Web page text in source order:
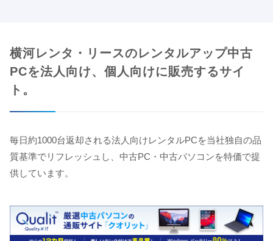
横河レンタ・リースのレンタルアップ中古
PCを法人向け、個人向けに販売するサイ
ト。
毎日約1000台返却される法人向けレンタルPCを当社独自の品
質基準でリフレッシュし、中古PC・中古パソコンを特価で提
供しています。